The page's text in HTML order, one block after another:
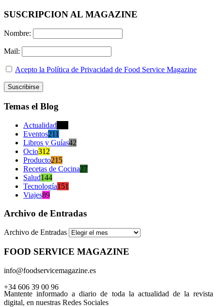
SUSCRIPCION AL MAGAZINE
Nombre:
Mail:
Acepto la Política de Privacidad de Food Service Magazine
Temas el Blog
Actualidad
Eventos211
Libros y Guías42
Ocio312
Producto215
Recetas de Cocina27
Salud144
Tecnología151
Viajes89
Archivo de Entradas
Archivo de Entradas
FOOD SERVICE MAGAZINE
info@foodservicemagazine.es
+34 606 39 00 96
Mantente informado a diario de toda la actualidad de la revista
digital, en nuestras Redes Sociales